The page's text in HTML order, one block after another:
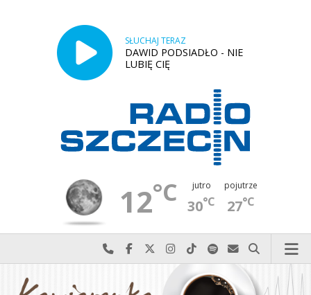
SŁUCHAJ TERAZ
DAWID PODSIADŁO - NIE
LUBIĘ CIĘ
12°C jutro
30°C
pojutrze
27°C
Najlepiej po prostu do nas zadzwoń
Odwiedź nas na Facebook-u
Odwiedź nas na X
Odwiedź nas na Instagram-ie
Odwiedź nas na TikTok-u
Szukaj nas na Spotify
Wyślij do nas
Szukaj